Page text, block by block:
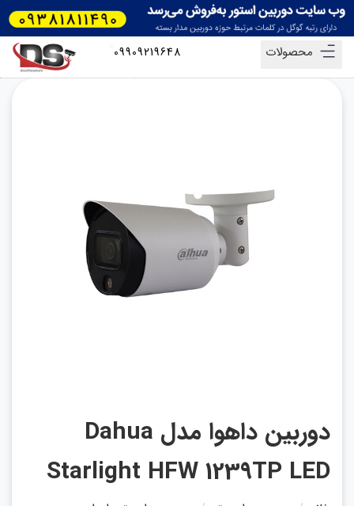
محصولات 09909219648
دوربین داهوا مدل Dahua
Starlight HFW 1239TP LED